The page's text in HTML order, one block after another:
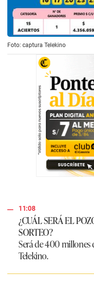
Foto: captura Telekino
11:08
¿CUÁL SERÁ EL
SORTEO?
Será de 400 millones
Telekino.